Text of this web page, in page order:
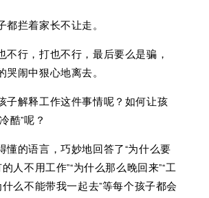
都拦着家长不让走。
不行，打也不行，最后要么是骗，
哭闹中狠心地离去。
子解释工作这件事情呢？如何让孩
酷”呢？
懂的语言，巧妙地回答了“为什么要
人不用工作”“为什么那么晚回来”“工
什么不能带我一起去”等每个孩子都会